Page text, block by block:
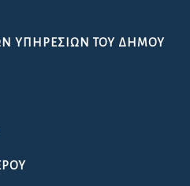
ΥΠΗΡΕΣΙΏΝ ΤΟΥ ΔΉΜΟΥ